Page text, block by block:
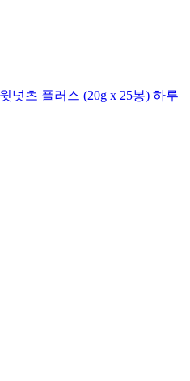
넛츠 플러스 (20g x 25봉) 하루